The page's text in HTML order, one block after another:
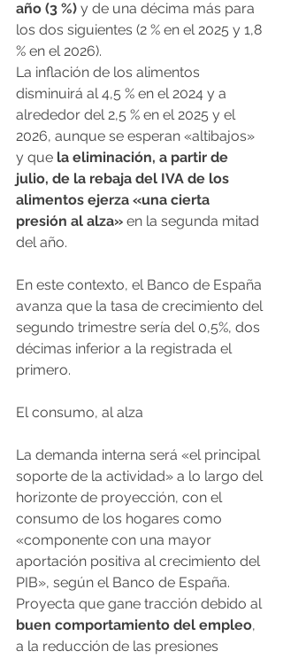
año (3 %) y de una décima más para
los dos siguientes (2 % en el 2025 y 1,8
% en el 2026).
La inflación de los alimentos
disminuirá al 4,5 % en el 2024 y a
alrededor del 2,5 % en el 2025 y el
2026, aunque se esperan «altibajos»
y que la eliminación, a partir de
julio, de la rebaja del IVA de los
alimentos ejerza «una cierta
presión al alza» en la segunda mitad
del año.
En este contexto, el Banco de España
avanza que la tasa de crecimiento del
segundo trimestre sería del 0,5%, dos
décimas inferior a la registrada el
primero.
El consumo, al alza
La demanda interna será «el principal
soporte de la actividad» a lo largo del
horizonte de proyección, con el
consumo de los hogares como
«componente con una mayor
aportación positiva al crecimiento del
PIB», según el Banco de España.
Proyecta que gane tracción debido al
buen comportamiento del empleo,
a la reducción de las presiones